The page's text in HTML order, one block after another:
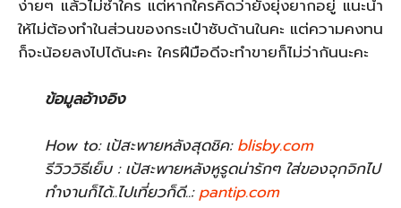
ง่ายๆ แล้วไม่ซ้ำใคร แต่หากใครคิดว่ายังยุ่งยากอยู่ แนะนำ
ให้ไม่ต้องทำในส่วนของกระเป๋าซับด้านในคะ แต่ความคงทน
ก็จะน้อยลงไปได้นะคะ ใครฝีมือดีจะทำขายก็ไม่ว่ากันนะคะ
ข้อมูลอ้างอิง
How to: เป้สะพายหลังสุดชิค:blisby.com
รีวิววิธีเย็บ : เป้สะพายหลังหูรูดน่ารักๆ ใส่ของจุกจิกไป
ทำงานก็ได้..ไปเที่ยวก็ดี..:pantip.com